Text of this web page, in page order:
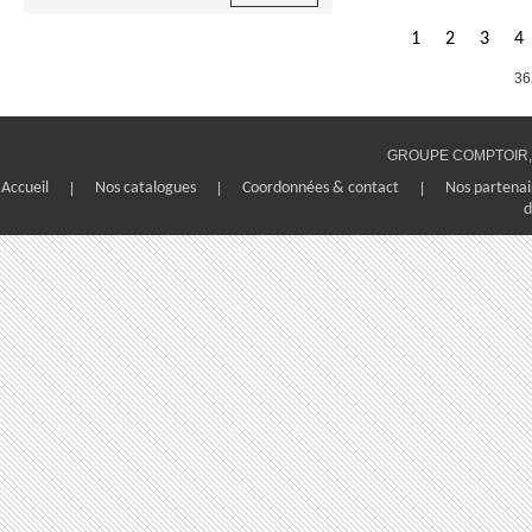
1 2 3 4
GROUPE
Accueil | Nos catalogues | Coordonnées & contact |
Nos